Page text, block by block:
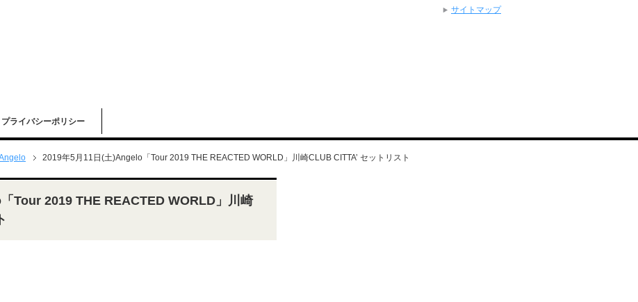
プライバシーポリシー
2019年5月11日(土)Angelo「Tour 2019 THE REACTED WORLD」川崎CLUB CITTA’ セットリスト
Tour 2019 THE REACTED WORLD」川崎
サイトマップ